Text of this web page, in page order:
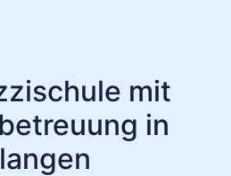
mit
in